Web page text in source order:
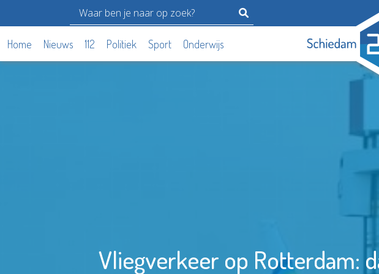
Home Nieuws 112 Politiek Sport Onderwijs
Vliegverkeer op Rotterdam: